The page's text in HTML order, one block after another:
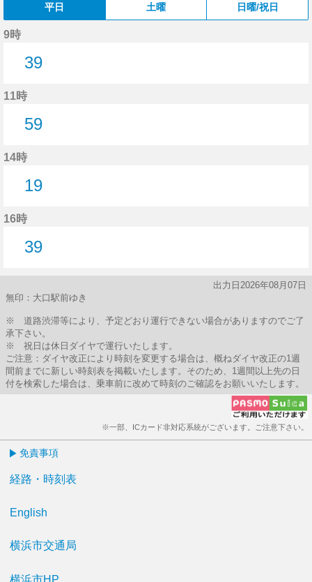
平日 土曜 日曜/祝日
9時
39
11時
59
14時
19
16時
39
出力日2026年08月07日
無印：大口駅前ゆき
※ 道路渋滞等により、予定どおり運行できない場合がありますのでご了
承下さい。
※ 祝日は休日ダイヤで運行いたします。
ご注意：ダイヤ改正により時刻を変更する場合は、概ねダイヤ改正の1週
間前までに新しい時刻表を掲載いたします。そのため、1週間以上先の日
付を検索した場合は、乗車前に改めて時刻のご確認をお願いいたします。
※一部、ICカード非対応系統がございます。ご注意下さい。
免責事項
経路・時刻表
English
横浜市交通局
横浜市HP